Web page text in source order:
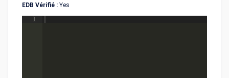
EDB Vérifié : Yes
1